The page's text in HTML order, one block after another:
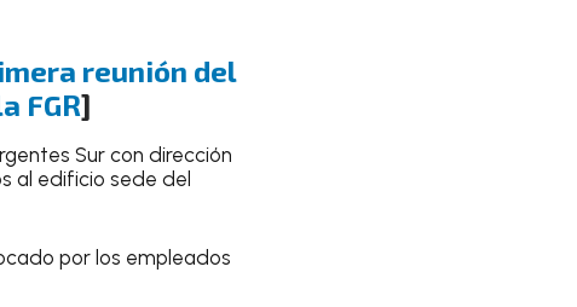
reunión del
FGR]
Sur con dirección
al edificio sede del
por los empleados